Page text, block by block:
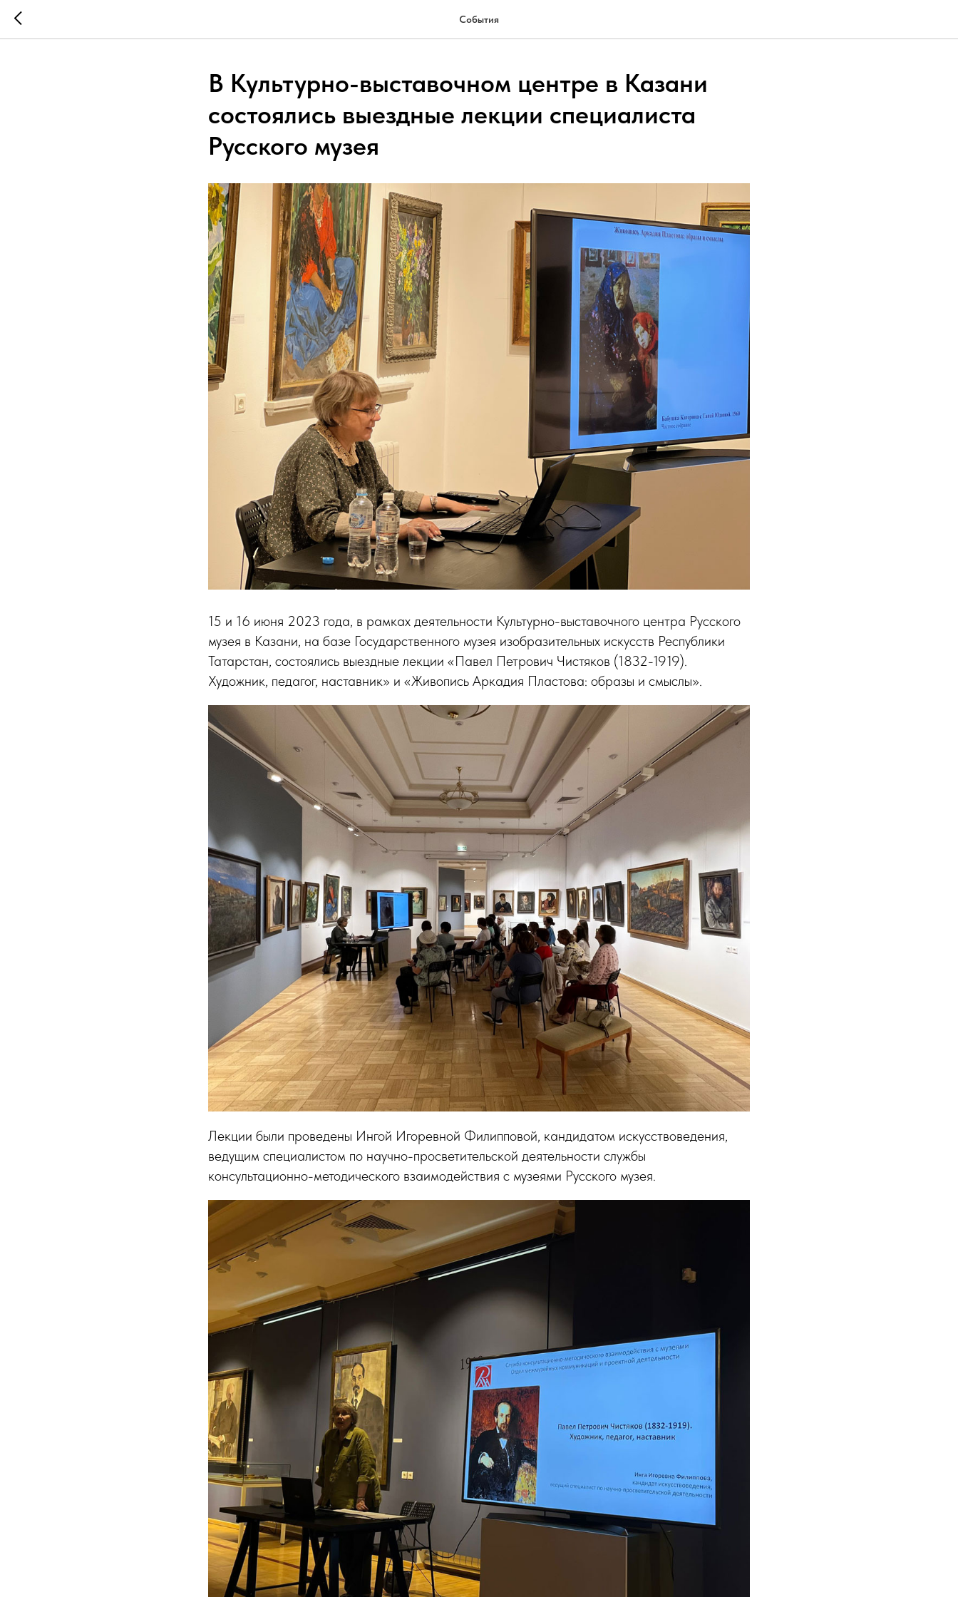
События
В Культурно-выставочном центре в Казани
состоялись выездные лекции специалиста
Русского музея
15 и 16 июня 2023 года, в рамках деятельности Культурно-выставочного центра Русского
музея в Казани, на базе Государственного музея изобразительных искусств Республики
Татарстан, состоялись выездные лекции «Павел Петрович Чистяков (1832-1919).
Художник, педагог, наставник» и «Живопись Аркадия Пластова: образы и смыслы».
Лекции были проведены Ингой Игоревной Филипповой, кандидатом искусствоведения,
ведущим специалистом по научно-просветительской деятельности службы
консультационно-методического взаимодействия с музеями Русского музея.